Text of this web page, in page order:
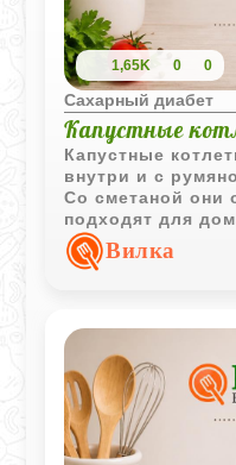
1,65K 0 0
Сахарный диабет
Капустные
Капустные
внутри и с
Со сметаной они
подходят для
легкого ужина.
Вилка